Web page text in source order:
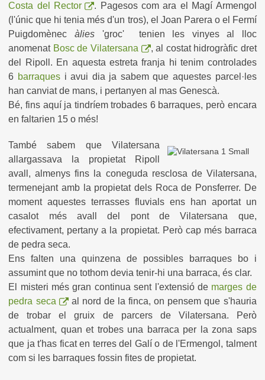
Costa del Rector
. Pagesos com ara el Magí Armengol
(l'únic que hi tenia més d'un tros), el Joan Parera o el Fermí
Puigdomènec àlies 'groc' tenien les vinyes al lloc
anomenat Bosc de Vilatersana
, al costat hidrogràfic dret
del Ripoll. En aquesta estreta franja hi tenim controlades
6 barraques i avui dia ja sabem que aquestes parcel·les
han canviat de mans, i pertanyen al mas Genescà.
Bé, fins aquí ja tindríem trobades 6 barraques, però encara
en faltarien 15 o més!
També sabem que Vilatersana
allargassava la propietat Ripoll
avall, almenys fins la coneguda resclosa de Vilatersana,
termenejant amb la propietat dels Roca de Ponsferrer. De
moment aquestes terrasses fluvials ens han aportat un
casalot més avall del pont de Vilatersana que,
efectivament, pertany a la propietat. Però cap més barraca
de pedra seca.
Ens falten una quinzena de possibles barraques bo i
assumint que no tothom devia tenir-hi una barraca, és clar.
El misteri més gran continua sent l'extensió de marges de
pedra seca
al nord de la finca, on pensem que s'hauria
de trobar el gruix de parcers de Vilatersana. Però
actualment, quan et trobes una barraca per la zona saps
que ja t'has ficat en terres del Galí o de l'Ermengol, talment
com si les barraques fossin fites de propietat.